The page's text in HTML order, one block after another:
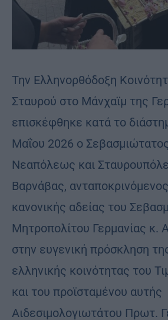
Την Ελληνορθόδοξη
Σταυρού στο Μάνχαϊμ της
επισκέφθηκε κατά το
Μαΐου 2026 ο
Νεαπόλεως και
Βαρνάβας,
κανονικής αδείας του
Μητροπολίτου Γερμανίας κ.
στην ευγενική πρόσκληση
ελληνικής κοινότητας του
και του προϊσταμένου αυτής
Αιδεσιμολογιωτάτου Πρωτ.